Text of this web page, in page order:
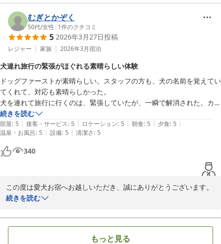
何度も使用しちゃいました！
夕食は事前にアレルギー相談をさせて頂いていたので、ご配慮いただき
安心して食事することができました。
愛犬も一緒に同じ場所で食事することができるので嬉しかったです。
愛犬ビュッフェも気に入ったようで、2回おかわりしました。
お風呂は、大浴場･予約制貸切風呂、貸切露天風呂がありました。
貸切風呂を利用しましたが、ゆっくり入れてとても満足でした。ドライ
ヤーがリファなのも嬉しかったです。
夜は興奮気味の愛犬がなかなか寝ずに寝不足でしたが笑
とても楽しい旅行になりました。
またぜひ伺いたいと思います。素敵な思い出をありがとうございまし
安心いたしました。
当館では初めての場所や慣れない旅行でも愛犬と飼い主様に安心し
てお過ごしいただけるよう努めております故、このようなお声は大
変励みになります。
ビス、伊豆名産のお茶ぐり茶などもご満足いただけたようで何より
です。
カラオケや岩盤浴もPちゃん(ワンちゃんの名前は伏せさせていただ
きますね)とご一緒にお楽しみいただけたとのこと、思い出に残るひ
とときのお手伝いができましたことを嬉しく思います。
貸切内風呂でのご入浴やお部屋でのご滞在も快適にお過ごしいただ
けたようで何よりでございます。
マッサージチェアもご活用いただき、旅の疲れを癒していただけて
夜は少し賑やかなひとときとなったご様子ですが、それもまた大切
な思い出の一つでございますね。
むぎとかぞく
50代/女性 | 1件のクチコミ
5 2026年3月27日投稿
レジャー 家族 2026年3月宿泊
犬連れ旅行の緊張がほぐれる素晴らしい体験
ドッグファーストが素晴らしい。スタッフの方も、犬の名前を覚えてい
てくれて、対応も素晴らしかった。
犬を連れて旅行に行くのは、緊張していたが、一瞬で解消された。カラ
オケも食事も岩盤浴も寝るのも一緒に出来て素晴らしい！
犬も家族も大満足でした。
次は2泊はしたいなぁと思いました。
続きを読む
部屋: 5 | 接客・サービス: 5 | ロケーション: 5 | 朝食: 5 | 夕食: 5 |
温泉・お風呂: 5 | 設備: 5 | 清潔さ: 5
340
この度は愛犬お宿へお越しいただき、誠にありがとうございます。
また、嬉しいお便りに「満点の評価」を賜り重ねてお礼を申し上げ
当館ではワンちゃん愛で溢れるスタッフが多く、愛犬のお名前も覚
えてお客様とお話させていただくようにしています。
続きを読む
もっと見る